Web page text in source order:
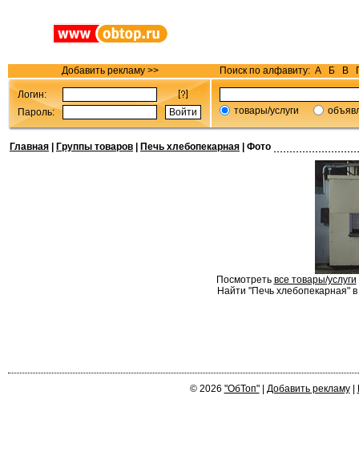
Добавить рекламу >> Поиск по алфавиту: А Б В
Логин:
Пароль:
товары/услуги
Главная Группы товаров Печь хлебопекарная | Фото
Посмотреть все товары/услуги
Найти "Печь хлебопекарная" в
© 2026 "ОбТоп"| Добавить рекламу|